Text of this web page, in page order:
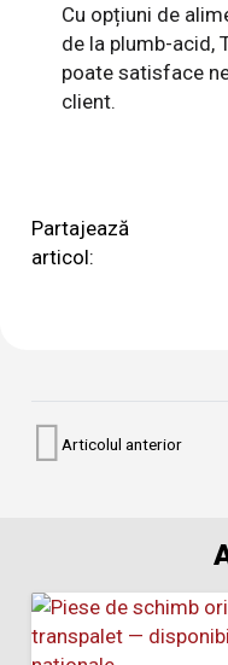
Cu opțiuni de
de la plumb-acid,
poate satisface
client.
Partajează
articol:
Articolul anterior